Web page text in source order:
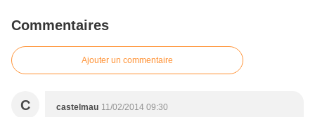
Commentaires
Ajouter un commentaire
C castelmau 11/02/2014 09:30